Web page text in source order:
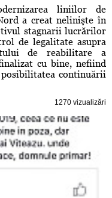
liniilor de
a creat nelinişte în
stagnarii lucrărilor
de legalitate asupra
de reabilitare a
cu bine, nefiind
posibilitatea continuării
1270 vizualizări